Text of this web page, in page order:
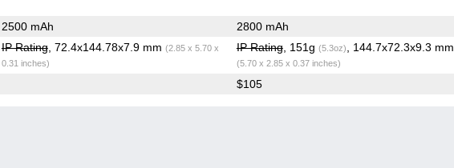
2500 mAh 2800 mAh
IP Rating, 72.4x144.78x7.9 mm (2.85 x 5.70 x
0.31 inches)
IP Rating, 151g (5.3oz) , 144.7x72.3x9.3 mm
(5.70 x 2.85 x 0.37 inches)
$105